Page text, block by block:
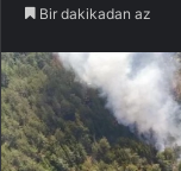
Bir dakikadan az